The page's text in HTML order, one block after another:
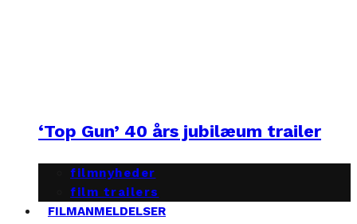
‘Top Gun’ 40 års jubilæum trailer
filmnyheder
film trailers
FILMANMELDELSER